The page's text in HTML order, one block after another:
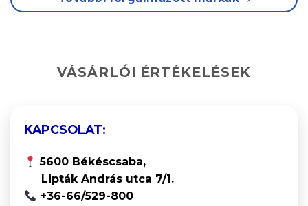
VÁSÁRLÓI ÉRTÉKELÉSEK
KAPCSOLAT:
5600 Békéscsaba,
Lipták András utca 7/1.
+36-66/529-800